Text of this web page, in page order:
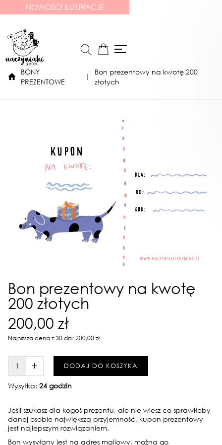
NOWOŚĆ! ILUSTRACJE
BONY
PREZENTOWE
Bon prezentowy na kwotę 200
złotych
Bon prezentowy na kwotę
200 złotych
200,00 zł
Najniższa cena z 30 dni: 200,00 zł
W KOSZYKU :)DODAJ DO KOSZYKA
Wysyłka:24 godzin
Jeśli szukasz dla kogoś prezentu, ale nie wiesz co sprawiłoby
danej osobie największą przyjemność, kupon prezentowy
jest najlepszym rozwiązaniem.
Bon wysyłany jest na adres mailowy, można go